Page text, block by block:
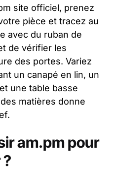
site officiel, prenez
pièce et tracez au
avec du ruban de
de vérifier les
des portes. Variez
un canapé en lin, un
une table basse
matières donne
am.pm pour